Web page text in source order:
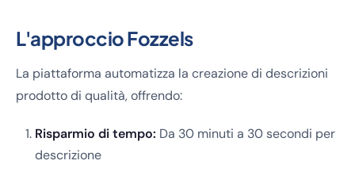
L'approccio Fozzels
La piattaforma automatizza la creazione di descrizioni
prodotto di qualità, offrendo:
Risparmio di tempo: Da 30 minuti a 30 secondi per
descrizione